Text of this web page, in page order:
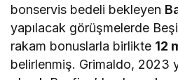
bonservis bedeli bekleyen
yapılacak görüşmelerde
rakam bonuslarla birlikte 12
belirlenmiş. Grimaldo, 2023